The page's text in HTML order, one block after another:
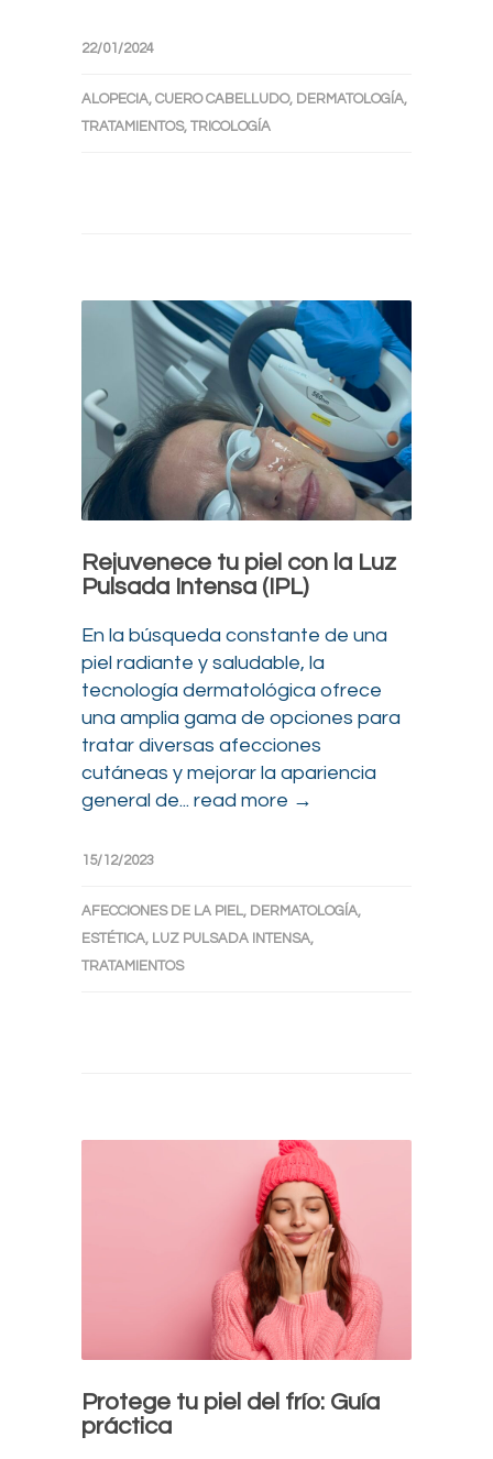
22/01/2024
ALOPECIA, CUERO CABELLUDO, DERMATOLOGÍA,
TRATAMIENTOS, TRICOLOGÍA
Rejuvenece tu piel con la Luz
Pulsada Intensa (IPL)
En la búsqueda constante de una
piel radiante y saludable, la
tecnología dermatológica ofrece
una amplia gama de opciones para
tratar diversas afecciones
cutáneas y mejorar la apariencia
general de... read more →
15/12/2023
AFECCIONES DE LA PIEL, DERMATOLOGÍA,
ESTÉTICA, LUZ PULSADA INTENSA,
TRATAMIENTOS
Protege tu piel del frío: Guía
práctica